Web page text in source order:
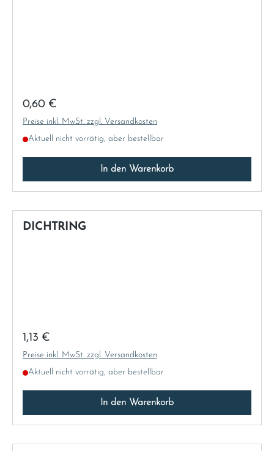
Regulärer Preis:
0,60 €
Preise inkl. MwSt. zzgl. Versandkosten
Aktuell nicht vorrätig, aber bestellbar
In den Warenkorb
DICHTRING
Regulärer Preis:
1,13 €
Preise inkl. MwSt. zzgl. Versandkosten
Aktuell nicht vorrätig, aber bestellbar
In den Warenkorb
Slovakia
Spain
Sweden